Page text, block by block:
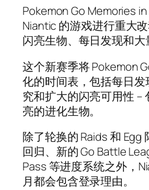
Pokemon Go Memories
Niantic 的游戏进行重大
闪亮生物、每日发现和大
这个新赛季将 Pokemon
化的时间表，包括每日
究和扩大的闪亮可用性 –
亮的进化生物。
除了轮换的 Raids 和 Egg
回归、新的 Go Battle
Pass 等进度系统之外，
月都会包含登录理由。